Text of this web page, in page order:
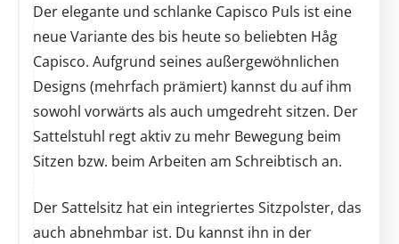
Der elegante und schlanke Capisco Puls ist eine
neue Variante des bis heute so beliebten Håg
Capisco. Aufgrund seines außergewöhnlichen
Designs (mehrfach prämiert) kannst du auf ihm
sowohl vorwärts als auch umgedreht sitzen. Der
Sattelstuhl regt aktiv zu mehr Bewegung beim
Sitzen bzw. beim Arbeiten am Schreibtisch an.
Der Sattelsitz hat ein integriertes Sitzpolster, das
auch abnehmbar ist. Du kannst ihn in der